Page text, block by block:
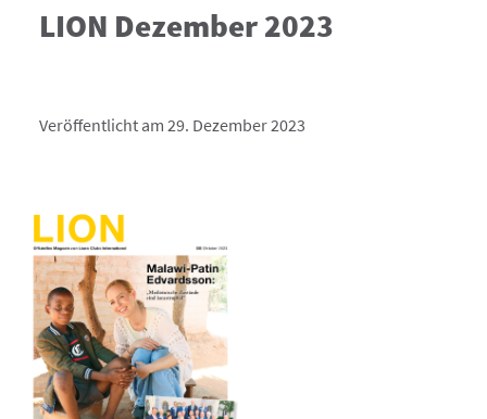
LION Dezember 2023
Veröffentlicht am 29. Dezember 2023